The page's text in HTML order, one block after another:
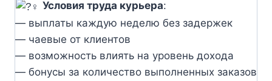
Условия труда курьера:
— выплаты каждую неделю без задержек
— чаевые от клиентов
— возможность влиять на уровень дохода
— бонусы за количество выполненных заказов